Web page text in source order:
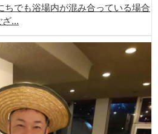
ちでも浴場内が混み合っている場合
...